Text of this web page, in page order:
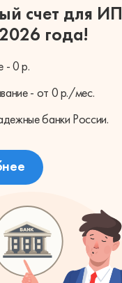
счет для ИП
года!
- 0 р.
- от 0 р./мес.
банки России.